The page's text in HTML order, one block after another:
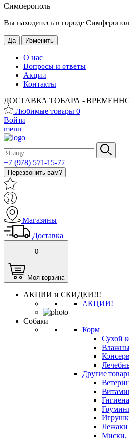
Симферополь
Вы находитесь в городе
Да Изменить
О нас
Вопросы и ответы
Акции
Контакты
ДОСТАВКА ТОВАРА -
Любимые товары 0
Войти
menu
+7 (978) 571-15-77
Перезвонить вам?
Магазины
Доставка
0
Моя корзина
АКЦИИ и СКИДКИ!!!
АКЦИИ!
Собаки
Корм
Сухой
Другие
Лежаки
Миски,